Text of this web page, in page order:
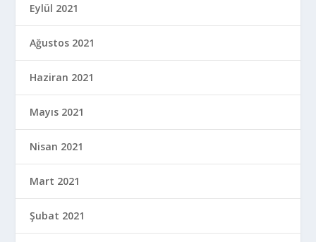
Eylül 2021
Ağustos 2021
Haziran 2021
Mayıs 2021
Nisan 2021
Mart 2021
Şubat 2021